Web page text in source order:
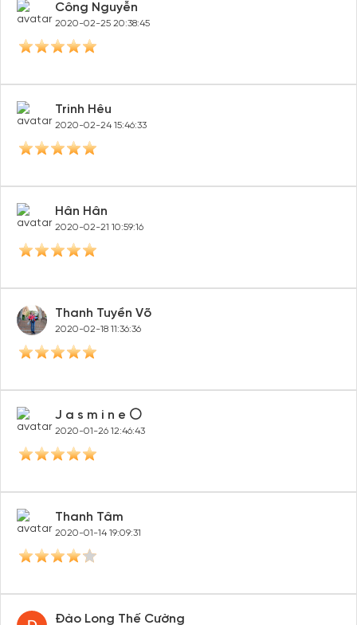
Công Nguyễn
2020-02-25 20:38:45
Trinh Hêu
2020-02-24 15:46:33
Hân Hân
2020-02-21 10:59:16
Thanh Tuyền Võ
2020-02-18 11:36:36
J a s m i n e ⚪️
2020-01-26 12:46:43
Thanh Tâm
2020-01-14 19:09:31
Đào Long Thế Cường